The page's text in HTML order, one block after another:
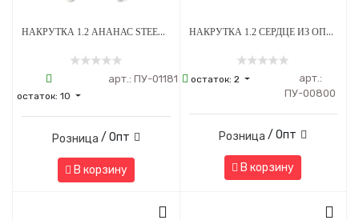
НАКРУТКА 1.2 АНАНАС STEEL CRYSTAL ТИТАН
остаток: 10
арт.: ПУ-01181
Розница / Опт
В корзину
НАКРУТКА 1.2 СЕРДЦЕ ИЗ ОПАЛА OP-08 ТИТАН
остаток: 2
арт.:
ПУ-00800
Розница / Опт
В корзину